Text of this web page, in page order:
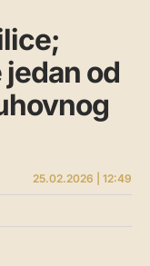
od
25.02.2026 | 12:49